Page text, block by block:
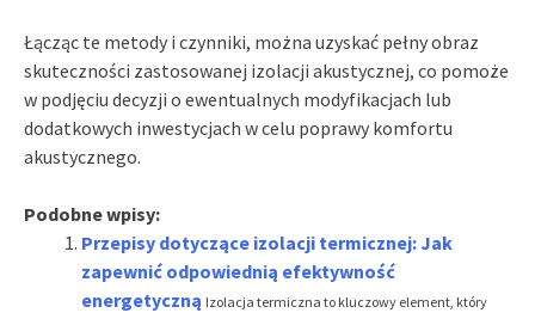
Łącząc te metody i czynniki, można uzyskać pełny obraz
skuteczności zastosowanej izolacji akustycznej, co pomoże
w podjęciu decyzji o ewentualnych modyfikacjach lub
dodatkowych inwestycjach w celu poprawy komfortu
akustycznego.
Podobne wpisy:
Przepisy dotyczące izolacji termicznej: Jak
zapewnić odpowiednią efektywność
energetyczną Izolacja termiczna to kluczowy element, który